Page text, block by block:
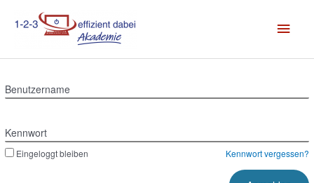
Inhalt
Benutzername
Kennwort
Eingeloggt bleiben Kennwort vergessen?